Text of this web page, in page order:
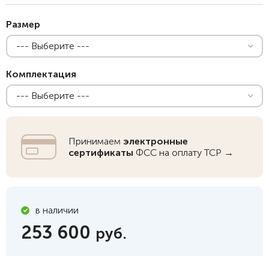
Размер
--- Выберите ---
Комплектация
--- Выберите ---
Принимаем электронные
сертификаты ФСС на оплату ТСР →
в наличии
253 600 руб.